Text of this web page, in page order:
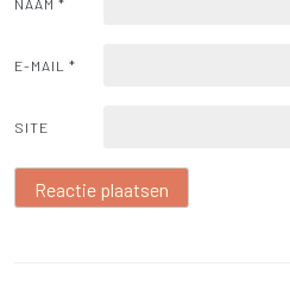
NAAM *
E-MAIL *
SITE